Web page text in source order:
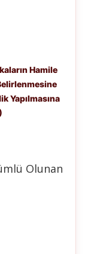
Hamile
Yapılmasına
Olunan